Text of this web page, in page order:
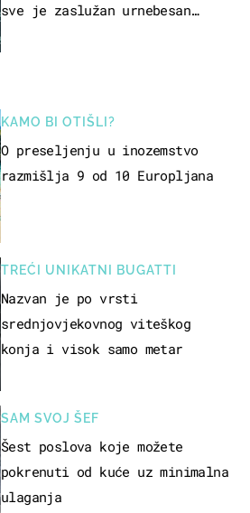
sve je zaslužan urnebesan
KAMO BI OTIŠLI?
O preseljenju u inozemstvo
razmišlja 9 od 10 Europljana
TREĆI UNIKATNI BUGATTI
Nazvan je po vrsti
srednjovjekovnog viteškog
konja i visok samo metar
SAM SVOJ ŠEF
Šest poslova koje možete
pokrenuti od kuće uz minimalna
ulaganja